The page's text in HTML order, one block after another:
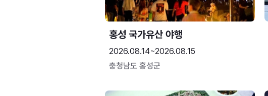
홍성 국가유산 야행
2026.08.14~2026.08.15
충청남도 홍성군